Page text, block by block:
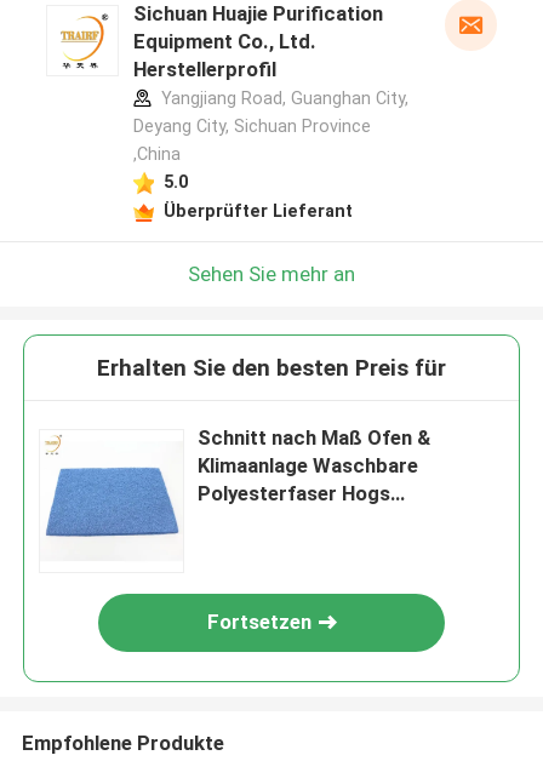
Sichuan Huajie Purification
Equipment Co., Ltd.
Herstellerprofil
Yangjiang Road, Guanghan City,
Deyang City, Sichuan Province
,China
5.0
Überprüfter Lieferant
Sehen Sie mehr an
Erhalten Sie den besten Preis für
Schnitt nach Maß Ofen &
Klimaanlage Waschbare
Polyesterfaser Hogs
Fortsetzen
Empfohlene Produkte